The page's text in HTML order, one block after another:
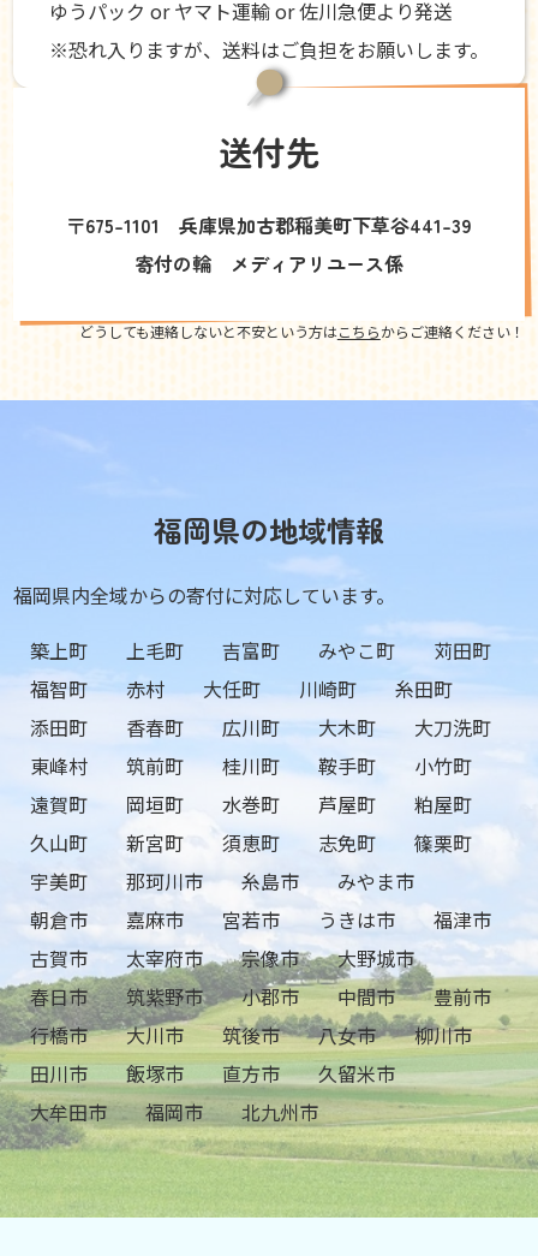
ゆうパック or ヤマト運輸 or 佐川急便より発送
※恐れ入りますが、送料はご負担をお願いします。
送付先
〒675-1101 兵庫県加古郡稲美町下草谷441-39
寄付の輪 メディアリユース係
どうしても連絡しないと不安という方はこちらからご連絡ください！
福岡県の地域情報
福岡県内全域からの寄付に対応しています。
築上町
上毛町 吉富町 みやこ町
苅田町
福智町
赤村 大任町 川崎町
糸田町
添田町
香春町 広川町 大木町
大刀洗町
東峰村
筑前町 桂川町 鞍手町
小竹町
遠賀町
岡垣町 水巻町 芦屋町
粕屋町
久山町
新宮町 須恵町 志免町
篠栗町
宇美町
那珂川市 糸島市
みやま市
朝倉市
嘉麻市 宮若市 うきは市
福津市
古賀市
太宰府市 宗像市
大野城市
春日市
筑紫野市 小郡市 中間市
豊前市
行橋市
大川市 筑後市 八女市
柳川市
田川市
飯塚市 直方市
久留米市
大牟田市
福岡市 北九州市